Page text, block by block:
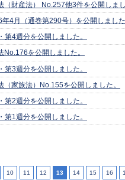
財産法） No.257他3件を公開しまし
4月（通巻第290号）を公開しました
4週分を公開しました。
を公開しました。
3週分を公開しました。
家族法）No.155を公開しました。
2週分を公開しました。
1週分を公開しました。
10 11 12 13 14 15 16